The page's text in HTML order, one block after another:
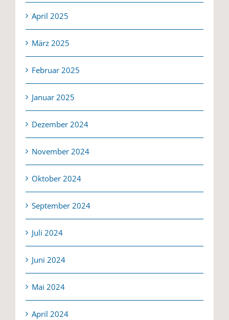
April 2025
März 2025
Februar 2025
Januar 2025
Dezember 2024
November 2024
Oktober 2024
September 2024
Juli 2024
Juni 2024
Mai 2024
April 2024